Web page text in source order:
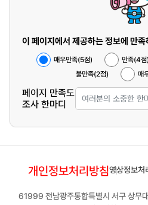
이 페이지에서 제공하는 정보에 만
매우만족(5점) 만족(4점
불만족(2점)
매
페이지 만족도
조사 한마디
개인정보처리방침영상정보처
61999 전남광주통합특별시 서구 상무